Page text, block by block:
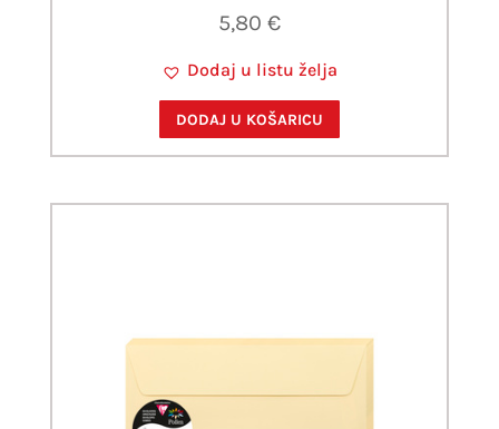
5,80 €
Dodaj u listu želja
DODAJ U KOŠARICU